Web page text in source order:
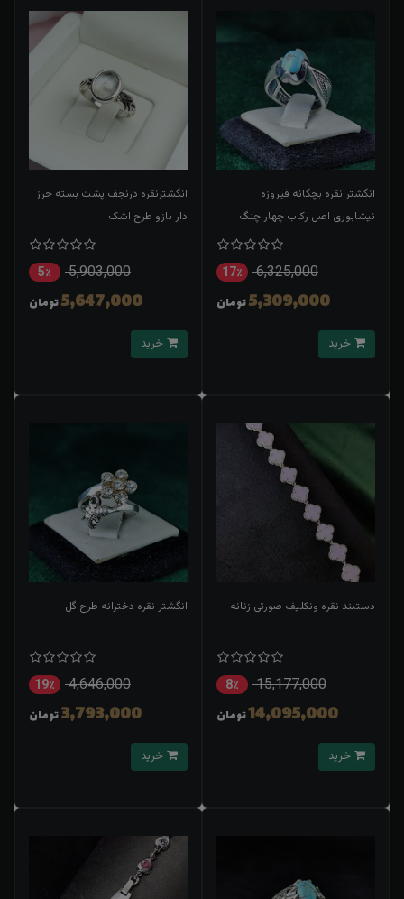
انگشتر نقره بچگانه فیروزه
نیشابوری اصل رکاب چهار چنگ
6,325,000 17٪
5,309,000تومان
انگشترنقره درنجف پشت بسته حرز
دار بازو طرح اشک
5,903,000 5٪
5,647,000تومان
دستبند نقره ونکلیف صورتی زنانه
15,177,000 8٪
14,095,000تومان
انگشتر نقره دخترانه طرح گل
4,646,000 19٪
3,793,000تومان